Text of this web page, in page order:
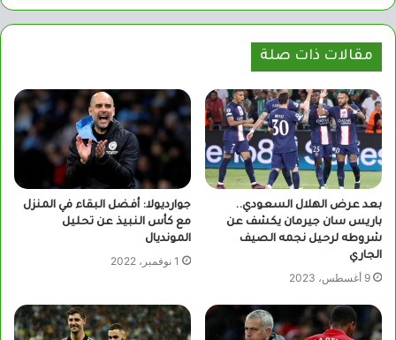
مقالات ذات صلة
بعد عرض الهلال السعودي..
باريس سان جيرمان يكشف عن
شروطه لرحيل نجمه الصيف
الجاري
9 أغسطس، 2023
جوارديولا: أفضل البقاء في المنزل
مع كأس النبيذ عن تحليل
المونديال
1 نوفمبر، 2022